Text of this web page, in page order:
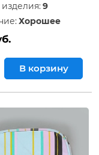
9
Хорошее
В корзину